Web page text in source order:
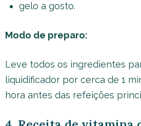
gelo a gosto.
Modo de preparo:
Leve todos os ingredientes
liquidificador por cerca de 1
hora antes das refeições